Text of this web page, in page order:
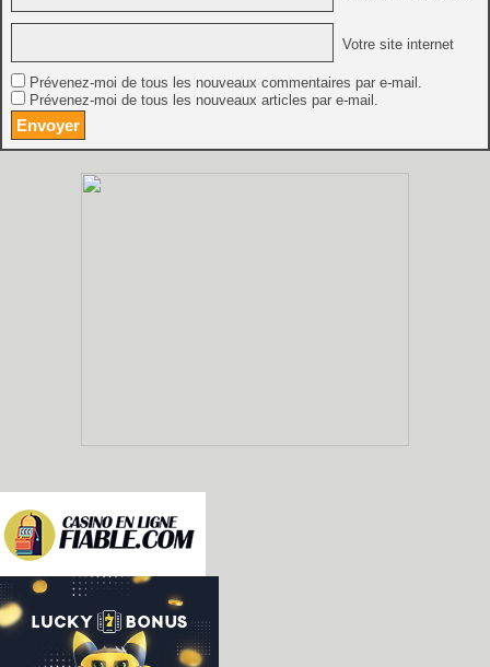
Votre site internet
Prévenez-moi de tous les nouveaux commentaires par e-mail.
Prévenez-moi de tous les nouveaux articles par e-mail.